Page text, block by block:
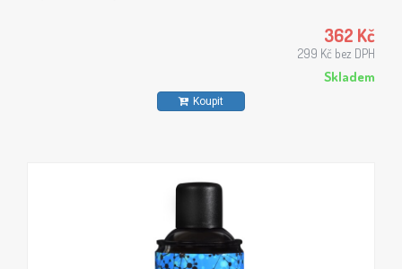
maximálně uspokojit každého zákazníka. Všechny vůně z
řady Spring Air jsou vyrobeny z přírodních esenciálních
olejů - výtažku z květin, stromů, citrusů či mořského vánku.
362 Kč
299 Kč bez DPH
Skladem
Koupit